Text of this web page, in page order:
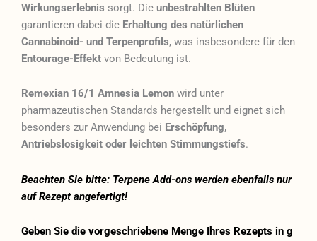
Wirkungserlebnis sorgt. Die unbestrahlten Blüten
garantieren dabei die Erhaltung des natürlichen
Cannabinoid- und Terpenprofils, was insbesondere für den
Entourage-Effekt von Bedeutung ist.
Remexian 16/1 Amnesia Lemon wird unter
pharmazeutischen Standards hergestellt und eignet sich
besonders zur Anwendung bei Erschöpfung,
Antriebslosigkeit oder leichten Stimmungstiefs.
Beachten Sie bitte: Terpene Add-ons werden ebenfalls nur
auf Rezept angefertigt!
Geben Sie die vorgeschriebene Menge Ihres Rezepts in g